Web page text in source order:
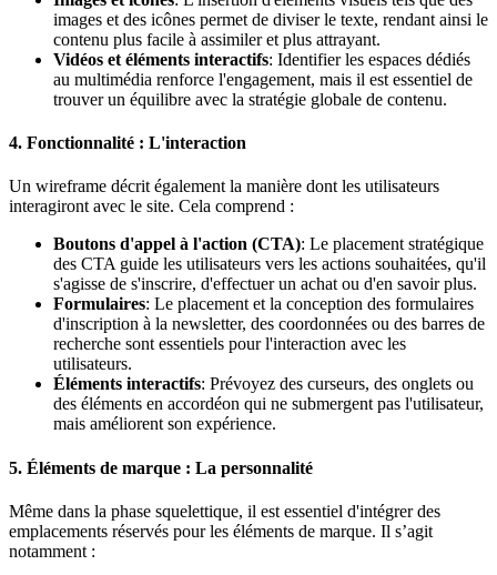
images et des icônes permet de diviser le texte, rendant ainsi le
contenu plus facile à assimiler et plus attrayant.
Vidéos et éléments interactifs: Identifier les espaces dédiés
au multimédia renforce l'engagement, mais il est essentiel de
trouver un équilibre avec la stratégie globale de contenu.
4. Fonctionnalité : L'interaction
Un wireframe décrit également la manière dont les utilisateurs
interagiront avec le site. Cela comprend :
Boutons d'appel à l'action (CTA): Le placement stratégique
des CTA guide les utilisateurs vers les actions souhaitées, qu'il
s'agisse de s'inscrire, d'effectuer un achat ou d'en savoir plus.
Formulaires: Le placement et la conception des formulaires
d'inscription à la newsletter, des coordonnées ou des barres de
recherche sont essentiels pour l'interaction avec les
utilisateurs.
Éléments interactifs: Prévoyez des curseurs, des onglets ou
des éléments en accordéon qui ne submergent pas l'utilisateur,
mais améliorent son expérience.
5. Éléments de marque : La personnalité
Même dans la phase squelettique, il est essentiel d'intégrer des
emplacements réservés pour les éléments de marque. Il s’agit
notamment :